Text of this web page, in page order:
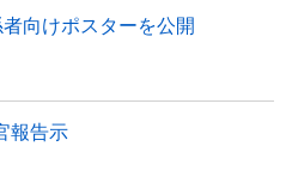
向けポスターを公開
報告示